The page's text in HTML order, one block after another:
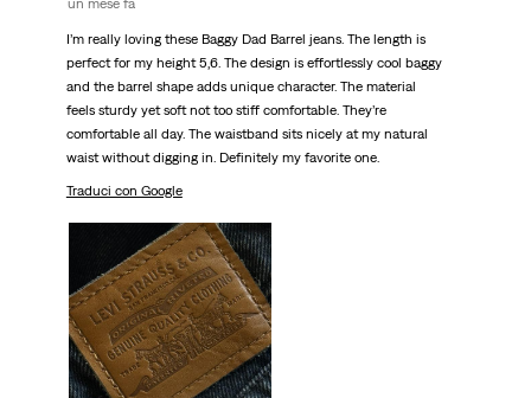
un mese fa
I’m really loving these Baggy Dad Barrel jeans. The length is
perfect for my height 5,6. The design is effortlessly cool baggy
and the barrel shape adds unique character. The material
feels sturdy yet soft not too stiff comfortable. They’re
comfortable all day. The waistband sits nicely at my natural
waist without digging in. Definitely my favorite one.
Traduci con Google